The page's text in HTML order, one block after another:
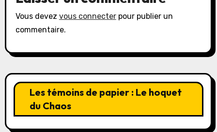
Vous devez vous connecterpour publier un
commentaire.
Les témoins de papier : Le hoquet
du Chaos